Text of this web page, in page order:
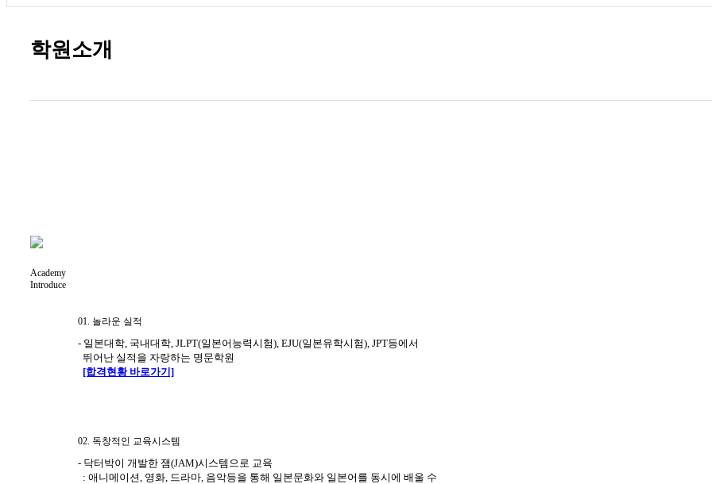
학원소개
Academy
Introduce
01. 놀라운 실적
- 일본대학, 국내대학, JLPT(일본어능력시험), EJU(일본유학시험), JPT등에서
뛰어난 실적을 자랑하는 명문학원
[합격현황 바로가기]
02. 독창적인 교육시스템
- 닥터박이 개발한 잼(JAM)시스템으로 교육
: 애니메이션, 영화, 드라마, 음악등을 통해 일본문화와 일본어를 동시에 배울 수